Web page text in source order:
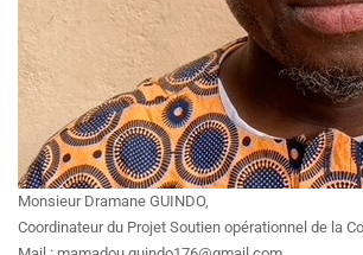
Monsieur Dramane GUINDO,
Coordinateur du Projet Soutien opérationnel de la